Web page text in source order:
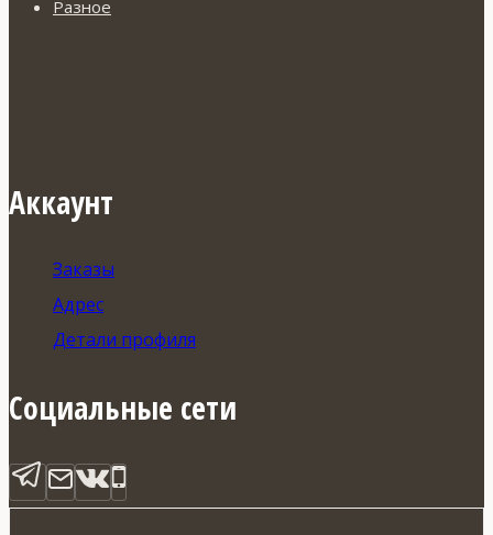
Разное
Аккаунт
Заказы
Адрес
Детали профиля
Социальные сети